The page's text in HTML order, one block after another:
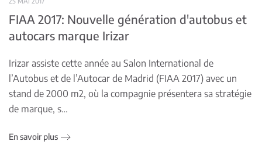
FIAA 2017: Nouvelle génération d'autobus et
autocars marque Irizar
Irizar assiste cette année au Salon International de
l’Autobus et de l’Autocar de Madrid (FIAA 2017) avec un
stand de 2000 m2, où la compagnie présentera sa stratégie
de marque, s…
En savoir plus